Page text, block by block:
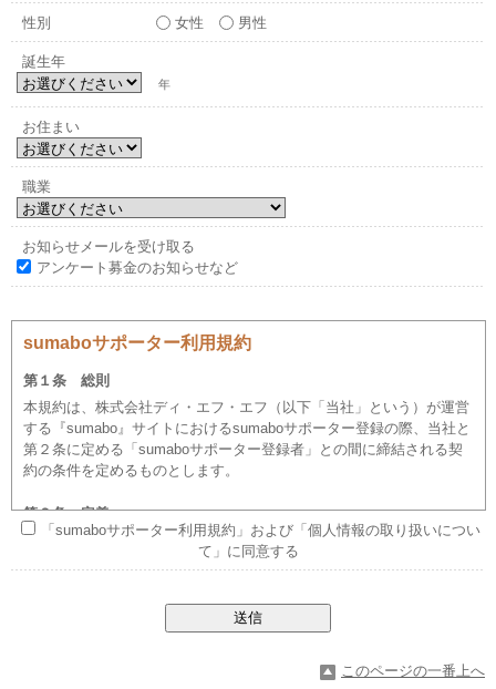
性別 女性 男性
誕生年
年
お住まい
職業
お知らせメールを受け取る
アンケート募金のお知らせなど
sumaboサポーター利用規約
第１条 総則
本規約は、株式会社ディ・エフ・エフ（以下「当社」という）が運営
する『sumabo』サイトにおけるsumaboサポーター登録の際、当社と
第２条に定める「sumaboサポーター登録者」との間に締結される契
約の条件を定めるものとします。
第２条 定義
本規約における「sumaboサポーター登録者」とは、本規約を承認の
上、当社が指定する様式にもとづくsumaboサポーター登録手続を行
sumaboサポーター登録者の登録資格は、インターネットのメールア
ドレス（携帯電話、PHSを除く）を所持する方とします。未成年者
sumaboサポーター登録をするにあたり、それぞれ、親権者などの法
「sumaboサポーター利用規約」および「個人情報の取り扱いについ
て」に同意する
このページの一番上へ